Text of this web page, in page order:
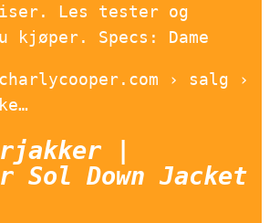
Les tester og
kjøper. Specs: Dame
› salg ›
|
Sol Down Jacket